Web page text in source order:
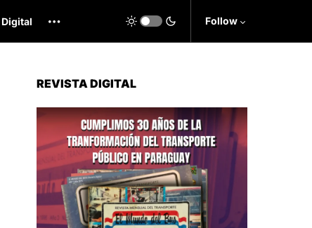
Digital Follow
REVISTA DIGITAL